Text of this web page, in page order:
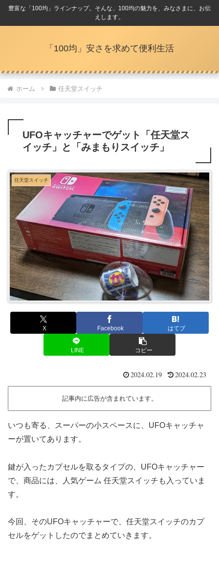
豊富な「100均」ラインナップ。そんな、100均の魅力を、みなさまに、お伝
えします。
「100均」安さを求めて便利生活
ホーム 任天堂スイッチ
UFOキャッチャーでゲット「任天堂ス
イッチ」と「みまもりスイッチ」
任天堂スイッチ
X Facebook はてブ
LINE コピー
2024.02.19 2024.02.23
記事内に広告が含まれています。
いつも寄る、スーパーの小スペースに、UFOキャッチャ
ーが置いてあります。
鍵が入ったカプセルを取るタイプの、UFOキャッチャー
で、商品には、人気ゲーム 任天堂スイッチも入っていま
す。
今回、そのUFOキャッチャーで、任天堂スイッチのカプ
セルをゲットしたのでまとめていきます。